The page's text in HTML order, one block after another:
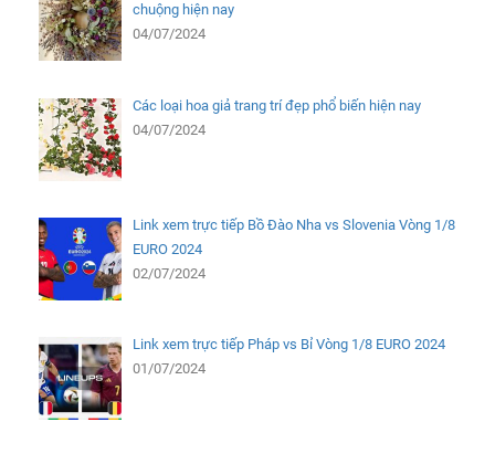
chuộng hiện nay
04/07/2024
Các loại hoa giả trang trí đẹp phổ biến hiện nay
04/07/2024
Link xem trực tiếp Bồ Đào Nha vs Slovenia Vòng 1/8
EURO 2024
02/07/2024
Link xem trực tiếp Pháp vs Bỉ Vòng 1/8 EURO 2024
01/07/2024